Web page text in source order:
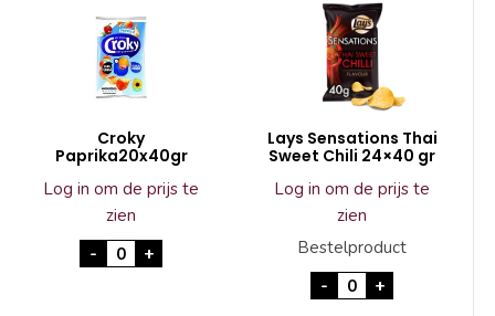
Croky
Paprika20x40gr
Log in om de prijs te
zien
- Croky Paprika20x40gr aantal
+
Lays Sensations Thai
Sweet Chili 24×40 gr
Log in om de prijs te
zien
Bestelproduct
- Lays Sensations
+